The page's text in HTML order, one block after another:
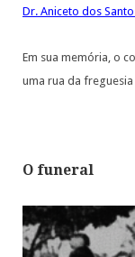
Dr. Aniceto dos
Em sua memória, o
uma rua da
O funeral